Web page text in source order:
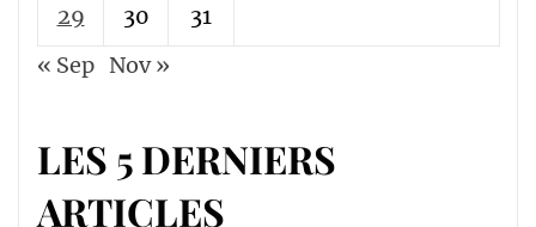
29 30
31
« Sep Nov »
LES 5 DERNIERS
ARTICLES